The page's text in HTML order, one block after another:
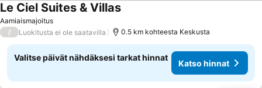
Aamiaismajoitus
Le Ciel Suites & VillasKatso hinnat
/ Luokitusta ei ole saatavilla 0.5 km kohteesta Keskusta
Valitse päivät nähdäksesi tarkat hinnat
Katso hinnat